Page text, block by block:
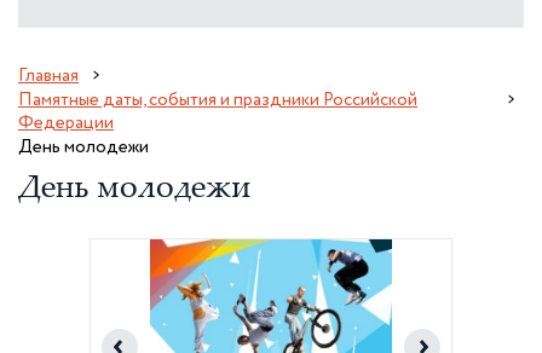
Главная
Памятные даты, события и праздники Российской
Федерации
День молодежи
День молодежи